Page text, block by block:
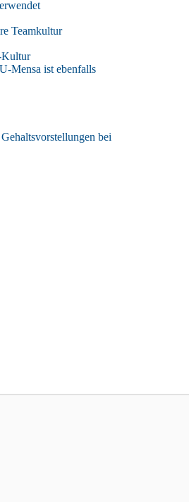
Teamkultur
Kultur
Mensa ist ebenfalls
bei